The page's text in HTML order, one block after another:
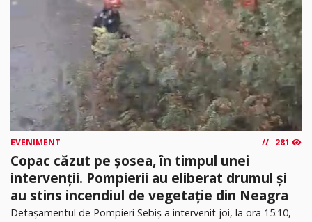
EVENIMENT 281
Copac căzut pe șosea, în timpul unei
intervenții. Pompierii au eliberat drumul și
au stins incendiul de vegetație din Neagra
Detașamentul de Pompieri Sebiș a intervenit joi, la ora 15:10,